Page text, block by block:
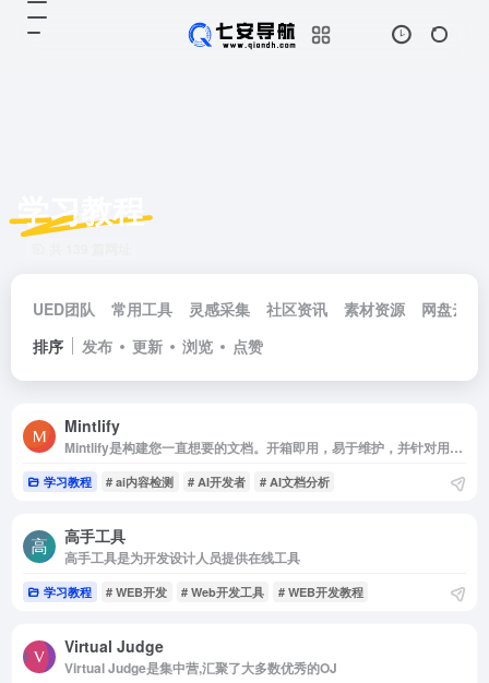
学习教程
UED团队 常用工具 灵感采集 社区资讯 素材资源
网盘云储
排序
发布 更新 浏览 点赞
Mintlify
Mintlify是构建您一直想要的文档。开箱即用，易于维护，并针对用户参与进行了优化。
学习教程 # ai内容检测 # AI开发者 # AI文档分析
高手工具
高手工具是为开发设计人员提供在线工具
学习教程 # WEB开发 # Web开发工具 # WEB开发教程
Virtual Judge
Virtual Judge是集中营,汇聚了大多数优秀的OJ